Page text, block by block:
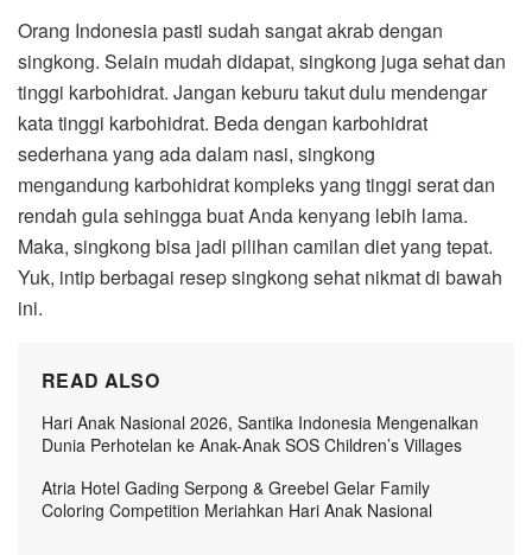
Orang Indonesia pasti sudah sangat akrab dengan
singkong. Selain mudah didapat, singkong juga sehat dan
tinggi karbohidrat. Jangan keburu takut dulu mendengar
kata tinggi karbohidrat. Beda dengan karbohidrat
sederhana yang ada dalam nasi, singkong
mengandung karbohidrat kompleks yang tinggi serat dan
rendah gula sehingga buat Anda kenyang lebih lama.
Maka, singkong bisa jadi pilihan camilan diet yang tepat.
Yuk, intip berbagai resep singkong sehat nikmat di bawah
ini.
READ ALSO
Hari Anak Nasional 2026, Santika Indonesia Mengenalkan
Dunia Perhotelan ke Anak-Anak SOS Children’s Villages
Atria Hotel Gading Serpong & Greebel Gelar Family
Coloring Competition Meriahkan Hari Anak Nasional